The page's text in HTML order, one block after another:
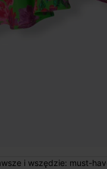
i wszędzie: must-